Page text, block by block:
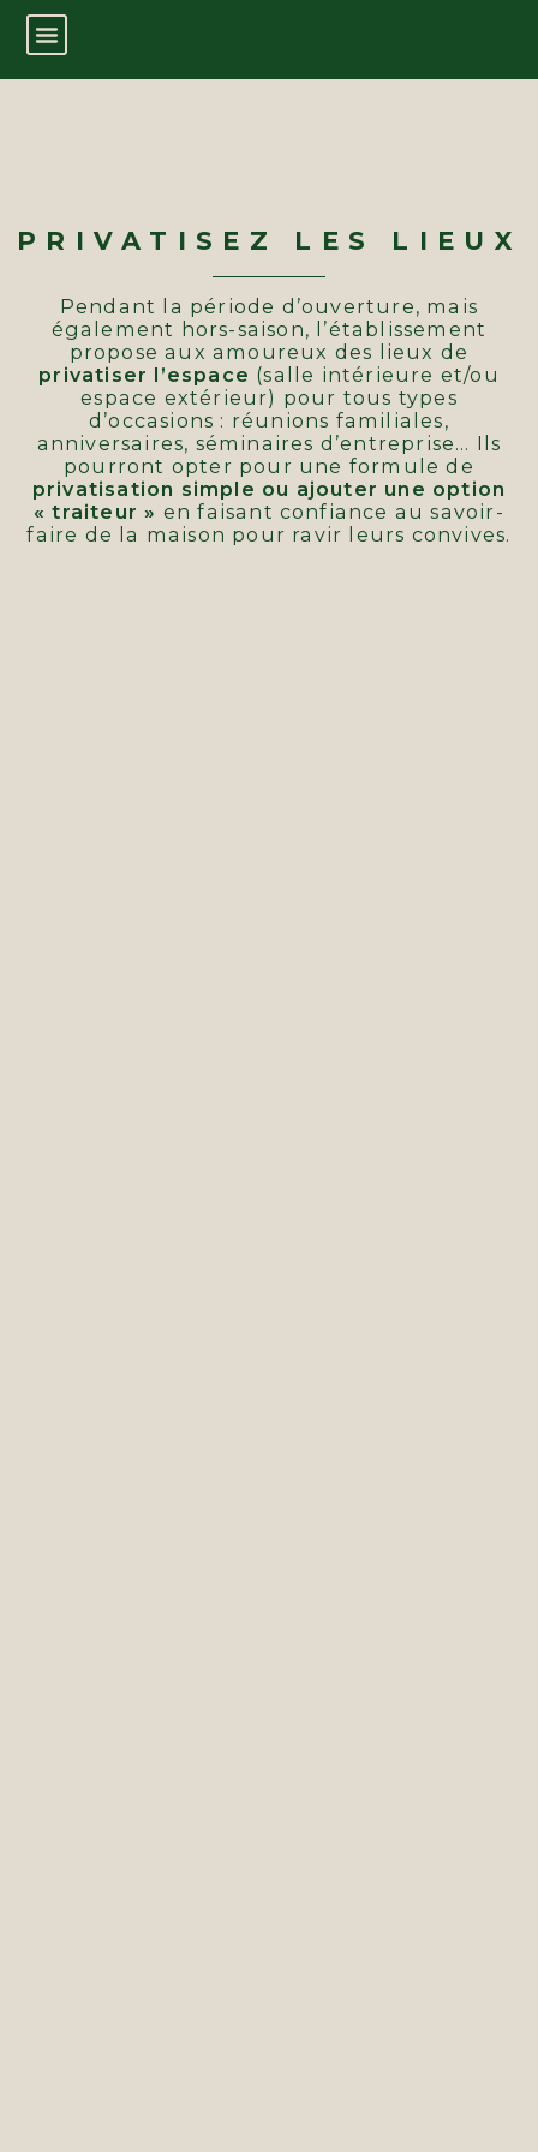
PRIVATISEZ LES LIEUX
Pendant la période d’ouverture, mais
également hors-saison, l’établissement
propose aux amoureux des lieux de
privatiser l’espace (salle intérieure et/ou
espace extérieur) pour tous types
d’occasions : réunions familiales,
anniversaires, séminaires d’entreprise… Ils
pourront opter pour une formule de
privatisation simple ou ajouter une option
« traiteur » en faisant confiance au savoir-
faire de la maison pour ravir leurs convives.